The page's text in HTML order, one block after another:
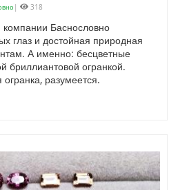
| 318
компании Баснословно
глаз и достойная природная
А именно: бесцветные
бриллиантовой огранкой.
разумеется.